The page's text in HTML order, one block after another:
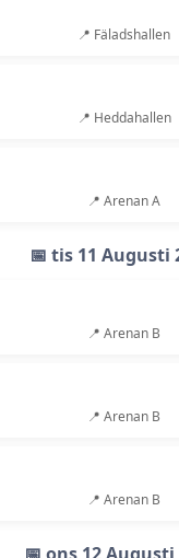
📍 Fäladshallen
📍 Heddahallen
📍 Arenan A
📅 tis 11 Augusti
📍 Arenan B
📍 Arenan B
📍 Arenan B